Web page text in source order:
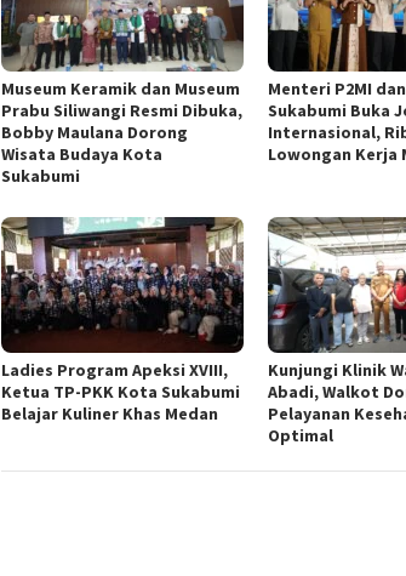
Museum Keramik dan Museum
Prabu Siliwangi Resmi Dibuka,
Bobby Maulana Dorong
Wisata Budaya Kota
Sukabumi
Menteri P2MI
Sukabumi Buka
Internasional,
Lowongan Kerja
Ladies Program Apeksi XVIII,
Ketua TP-PKK Kota Sukabumi
Belajar Kuliner Khas Medan
Kunjungi Klinik
Abadi, Walkot
Pelayanan
Optimal